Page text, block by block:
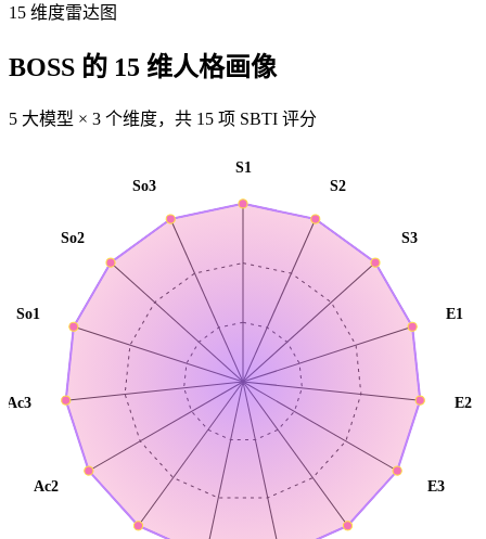
15 维度雷达图
BOSS 的 15 维人格画像
5 大模型 × 3 个维度，共 15 项 SBTI 评分
S1
S2
S3
E1
E2
E3
Ac2
Ac3
So1
So2
So3